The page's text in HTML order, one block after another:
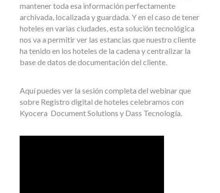
mantener toda esa información perfectamente
archivada, localizada y guardada. Y en el caso de tener
hoteles en varias ciudades, esta solución tecnológica
nos va a permitir ver las estancias que nuestro cliente
ha tenido en los hoteles de la cadena y centralizar la
base de datos de documentación del cliente.
Aquí puedes ver la sesión completa del webinar que
sobre Registro digital de hoteles celebramos con
Kyocera Document Solutions y Dass Tecnología.